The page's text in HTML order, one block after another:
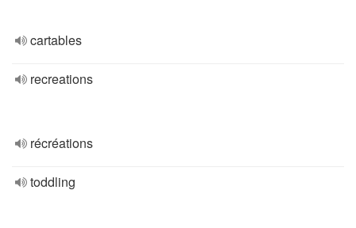
cartables
recreations
récréations
toddling